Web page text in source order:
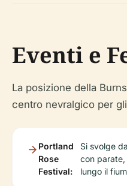
Eventi e
La posizione della
centro nevralgico per
Portland
Rose
Festival:
Si svolge
con
lungo il